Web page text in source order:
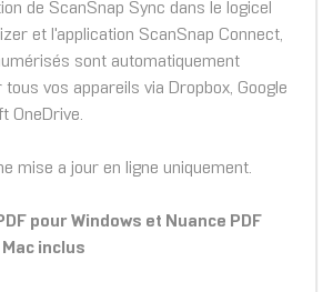
de ScanSnap Sync dans le logicel
et l'application ScanSnap Connect,
sont automatiquement
vos appareils via Dropbox, Google
OneDrive.
mise a jour en ligne uniquement.
pour Windows et Nuance PDF
inclus